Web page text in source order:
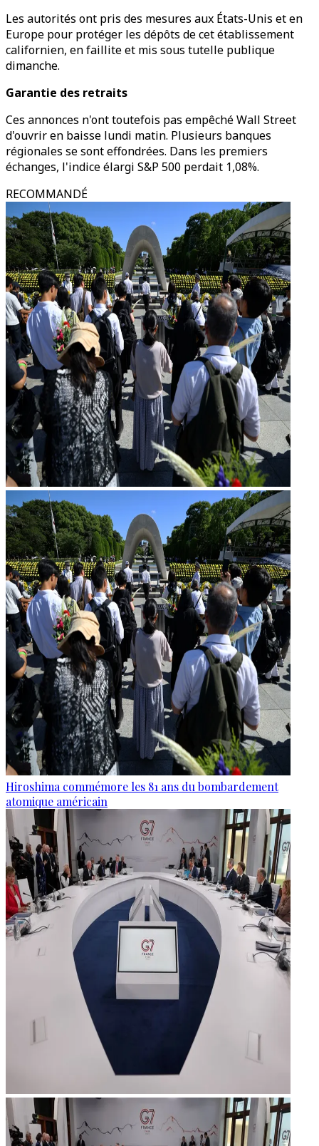
Les autorités ont pris des mesures aux États-Unis et en
Europe pour protéger les dépôts de cet établissement
californien, en faillite et mis sous tutelle publique
dimanche.
Garantie des retraits
Ces annonces n'ont toutefois pas empêché Wall Street
d'ouvrir en baisse lundi matin. Plusieurs banques
régionales se sont effondrées. Dans les premiers
échanges, l'indice élargi S&P 500 perdait 1,08%.
RECOMMANDÉ
Hiroshima commémore les 81 ans du bombardement
atomique américain